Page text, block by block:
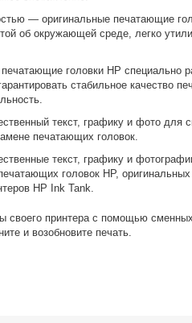
— оригинальные печатающие
об окружающей среде, легко
головки HP специально
стабильное качество
текст, графику и фото для
печатающих головок.
текст, графику и
головок HP, оригинальных
HP Ink Tank.
своего принтера с помощью
и возобновите печать.